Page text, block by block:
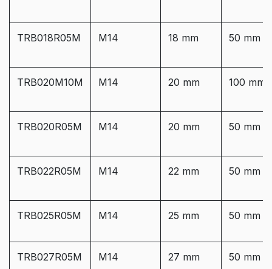
TRB018R05M M14 18 mm 50 mm
TRB020M10M M14 20 mm 100 mm
TRB020R05M M14 20 mm 50 mm
TRB022R05M M14 22 mm 50 mm
TRB025R05M M14 25 mm 50 mm
TRB027R05M M14 27 mm 50 mm